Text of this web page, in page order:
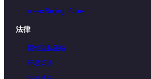
atsec Beijing, China
法律
网站隐私策略
环境策略